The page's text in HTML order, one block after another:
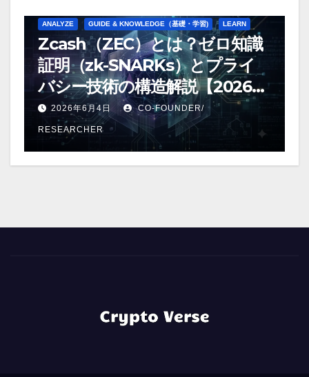
ANALYZE GUIDE & KNOWLEDGE（基礎・学習) LEARN
Zcash（ZEC）とは？ゼロ知識
証明（zk-SNARKs）とプライ
バシー技術の構造解説【2026年
版】
2026年6月4日 CO-FOUNDER/
RESEARCHER